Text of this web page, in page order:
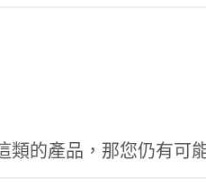
的產品，那您仍有可